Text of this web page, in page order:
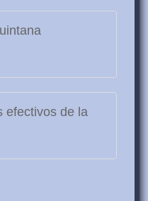
efectivos de la